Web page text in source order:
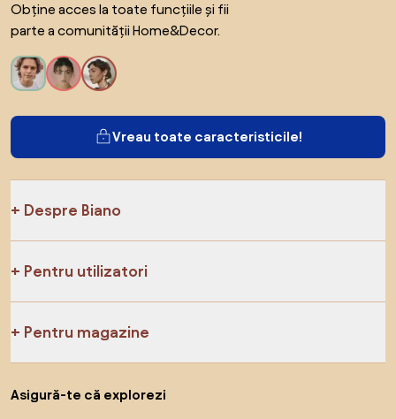
Obține acces la toate funcțiile și fii
parte a comunității Home&Decor.
Vreau toate caracteristicile!
Despre Biano
Pentru utilizatori
Pentru magazine
Asigură-te că explorezi